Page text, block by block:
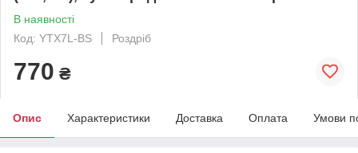
В наявності
Код: YTX7L-BS
Роздріб
770 ₴
Опис Характеристики Доставка Оплата Умови